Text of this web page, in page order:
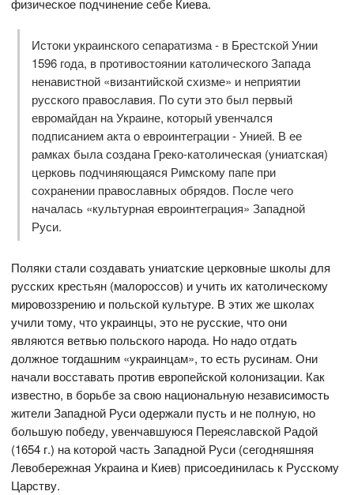
Истоки украинского сепаратизма - в Брестской Унии
1596 года, в противостоянии католического Запада
ненавистной «византийской схизме» и неприятии
русского православия. По сути это был первый
евромайдан на Украине, который увенчался
подписанием акта о евроинтеграции - Унией. В ее
рамках была создана Греко-католическая (униатская)
церковь подчиняющаяся Римскому папе при
сохранении православных обрядов. После чего
началась «культурная евроинтеграция» Западной
Руси.
Поляки стали создавать униатские церковные школы для
русских крестьян (малороссов) и учить их католическому
мировоззрению и польской культуре. В этих же школах
учили тому, что украинцы, это не русские, что они
являются ветвью польского народа. Но надо отдать
должное тогдашним «украинцам», то есть русинам. Они
начали восставать против европейской колонизации. Как
известно, в борьбе за свою национальную независимость
жители Западной Руси одержали пусть и не полную, но
большую победу, увенчавшуюся Переяславской Радой
(1654 г.) на которой часть Западной Руси (сегодняшняя
Левобережная Украина и Киев) присоединилась к Русскому
Царству.